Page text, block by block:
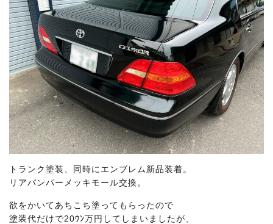
トランク塗装、同時にエンブレム新品装着。
リアバンパーメッキモール交換。
欲をかいてあちこち塗ってもらったので
塗装代だけで20ｳﾝ万円してしまいましたが、